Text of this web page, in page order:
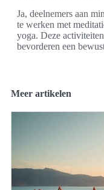
Ja, deelnemers aan
te werken met
yoga. Deze
bevorderen een
Meer artikelen